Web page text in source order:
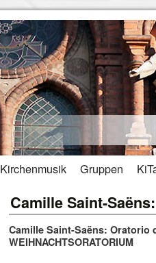
Kirchenmusik Gruppen
Camille Saint-
Camille Saint-Saëns: Oratorio
WEIHNACHTSORATORIUM